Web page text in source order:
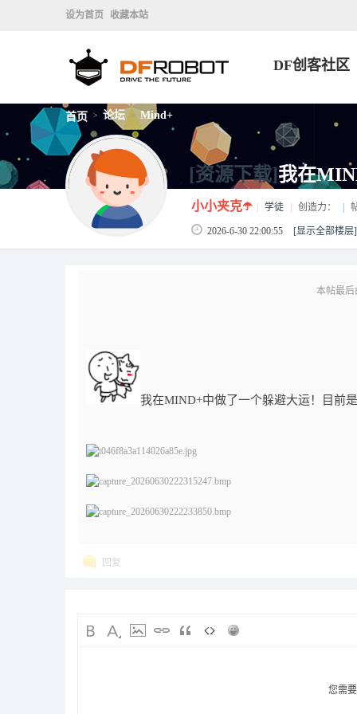
设为首页 收藏本站
DF创客社区
首页 > 论坛 > Mind+
[资源下载]我在
小小夹克☂️ 学徒 创造力：
2026-6-30 22:00:55 [显示全部楼层]
本帖最后
我在MIND+中做了一个躲避大运！目前
回复
您需